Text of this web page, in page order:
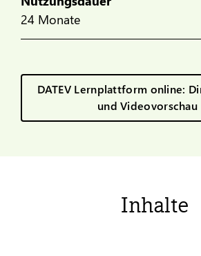
24 Monate
DATEV Lernplattform online:
und Videovorschau
Inhalte